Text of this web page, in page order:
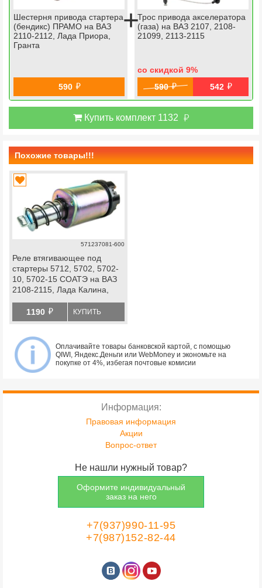
Шестерня привода стартера
(бендикс) ПРАМО на ВАЗ
2110-2112, Лада Приора,
Гранта
590 й
+Трос привода акселератора
(газа) на ВАЗ 2107, 2108-
21099, 2113-2115
со скидкой 9%
590 й 542 й
Купить комплект 1132 й
Похожие товары!!!
571237081-600
Реле втягивающее под
стартеры 5712, 5702, 5702-
10, 5702-15 СОАТЭ на ВАЗ
2108-2115, Лада Калина,
1190 й КУПИТЬ
Оплачивайте товары банковской картой, с помощью
QIWI, Яндекс.Деньги или WebMoney и экономьте на
покупке от 4%, избегая почтовые комисии
+7(937)990-11-95
+7(987)152-82-44
Информация:
Правовая информация
Акции
Вопрос-ответ
Не нашли нужный товар?
Оформите индивидуальный
заказ на него